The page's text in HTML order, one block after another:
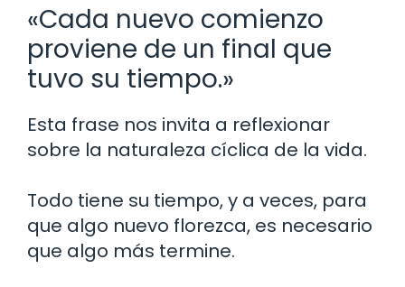
«Cada nuevo comienzo
proviene de un final que
tuvo su tiempo.»
Esta frase nos invita a reflexionar
sobre la naturaleza cíclica de la vida.
Todo tiene su tiempo, y a veces, para
que algo nuevo florezca, es necesario
que algo más termine.